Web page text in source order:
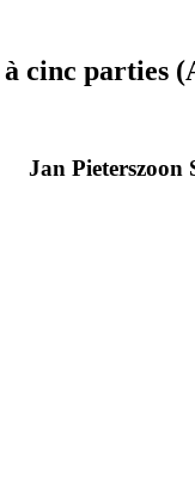
à cinc parties
Jan Pieterszoon